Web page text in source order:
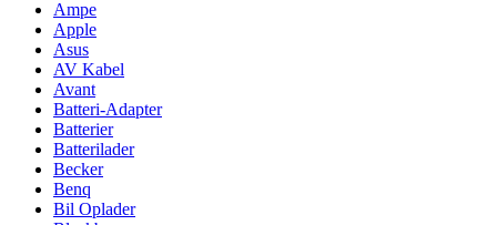
Ampe
Apple
Asus
AV Kabel
Avant
Batteri-Adapter
Batterier
Batterilader
Becker
Benq
Bil Oplader